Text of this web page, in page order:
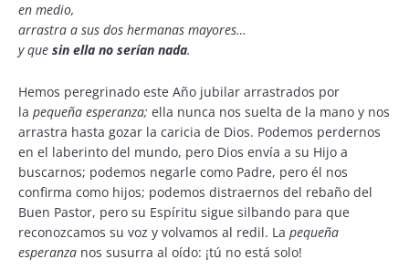
en medio,
arrastra a sus dos hermanas mayores…
y que sin ella no serían nada.
Hemos peregrinado este Año jubilar arrastrados por
la pequeña esperanza; ella nunca nos suelta de la mano y nos
arrastra hasta gozar la caricia de Dios. Podemos perdernos
en el laberinto del mundo, pero Dios envía a su Hijo a
buscarnos; podemos negarle como Padre, pero él nos
confirma como hijos; podemos distraernos del rebaño del
Buen Pastor, pero su Espíritu sigue silbando para que
reconozcamos su voz y volvamos al redil. La pequeña
esperanza nos susurra al oído: ¡tú no está solo!